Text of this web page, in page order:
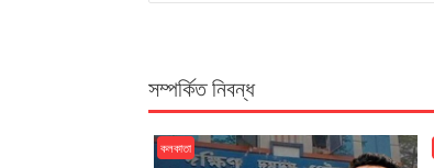
সম্পর্কিত নিবন্ধ
কলকাতা